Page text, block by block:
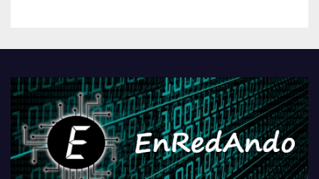
PlayStationeko bideojoko